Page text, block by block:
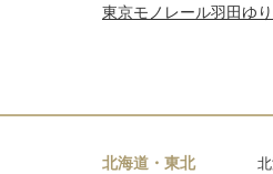
東京モノレール羽田 ゆ
北海道・東北